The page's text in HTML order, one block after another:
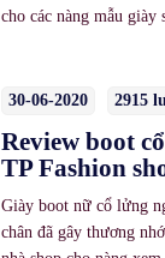
cho các nàng mẫu giày
30-06-2020 2915
Review boot
TP Fashion
Giày boot nữ cổ lửng
chân đã gây thương